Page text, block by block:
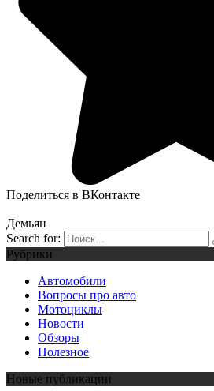
Поделиться в ВКонтакте
Демьян
Search for:
Рубрики
Автомобили
Вопросы про авто
Мотоциклы
Новости
Обзоры
Полезное
Новые публикации